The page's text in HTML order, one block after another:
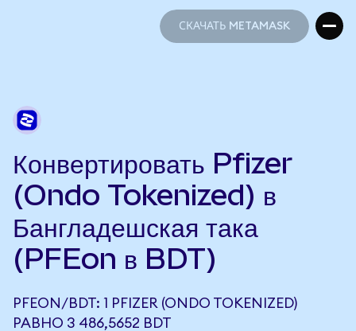
СКАЧАТЬ METAMASK
Конвертировать Pfizer
(Ondo Tokenized) в
Бангладешская така
(PFEon в BDT)
PFEON/BDT: 1 PFIZER (ONDO TOKENIZED)
РАВНО 3 486,5652 BDT